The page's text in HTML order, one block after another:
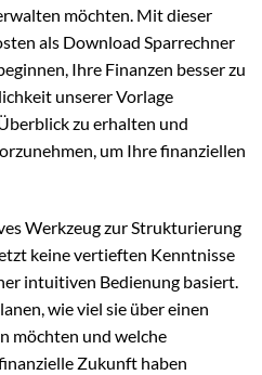
möchten. Mit dieser
als Download Sparrechner
Ihre Finanzen besser zu
unserer Vorlage
zu erhalten und
um Ihre finanziellen
Werkzeug zur Strukturierung
keine vertieften Kenntnisse
intuitiven Bedienung basiert.
wie viel sie über einen
möchten und welche
Zukunft haben